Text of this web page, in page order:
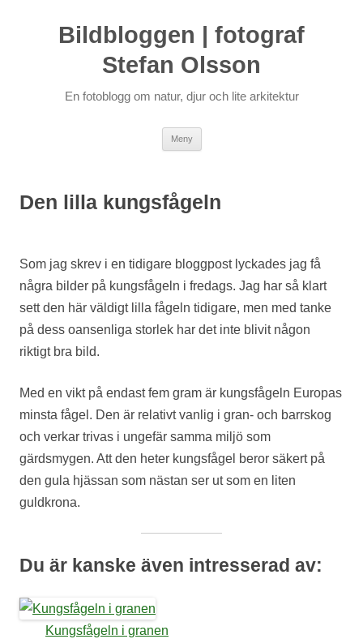
Bildbloggen | fotograf
Stefan Olsson
En fotoblogg om natur, djur och lite arkitektur
Meny
till
Den lilla kungsfågeln
Som jag skrev i en tidigare bloggpost lyckades jag få
några bilder på kungsfågeln i fredags. Jag har så klart
sett den här väldigt lilla fågeln tidigare, men med tanke
på dess oansenliga storlek har det inte blivit någon
riktigt bra bild.
Med en vikt på endast fem gram är kungsfågeln Europas
minsta fågel. Den är relativt vanlig i gran- och barrskog
och verkar trivas i ungefär samma miljö som
gärdsmygen. Att den heter kungsfågel beror säkert på
den gula hjässan som nästan ser ut som en liten
guldkrona.
Du är kanske även intresserad av:
Kungsfågeln i granen